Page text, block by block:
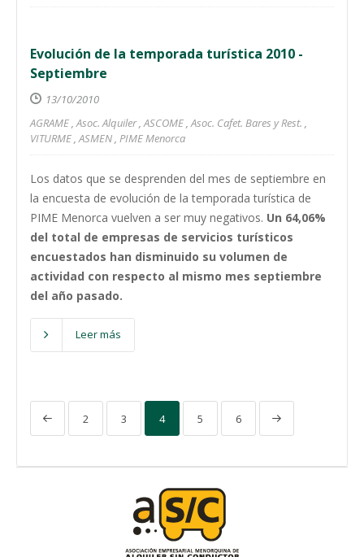
Evolución de la temporada turística 2010 -
Septiembre
13/10/2010
AGRAME Asoc. Alquiler ASCOME Asoc. Cafet. Bares y Rest.
VITURME ASMEN PIME Menorca
Los datos que se desprenden del mes de septiembre en
la encuesta de evolución de la temporada turística de
PIME Menorca vuelven a ser muy negativos. Un 64,06%
del total de empresas de servicios turísticos
encuestados han disminuido su volumen de
actividad con respecto al mismo mes septiembre
del año pasado.
Leer más
2 3 4 5 6